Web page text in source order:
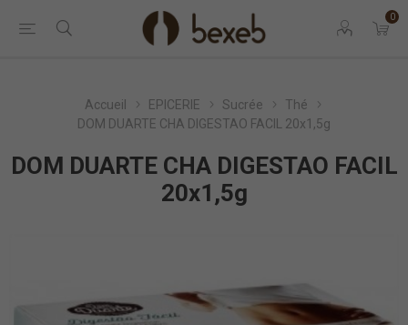
0
Accueil EPICERIE Sucrée
Thé
DOM DUARTE CHA DIGESTAO FACIL 20x1,5g
DOM DUARTE CHA DIGESTAO FACIL
20x1,5g